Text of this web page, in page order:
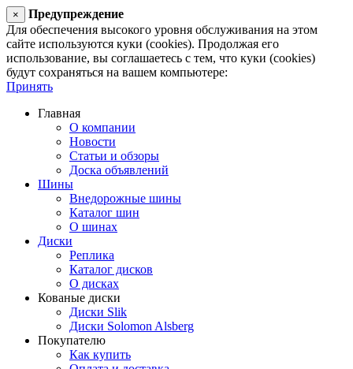
×
Предупреждение
Для обеспечения высокого уровня обслуживания на этом
сайте используются куки (cookies). Продолжая его
использование, вы соглашаетесь с тем, что куки (cookies)
будут сохраняться на вашем компьютере:
Принять
Главная
О компании
Новости
Статьи и обзоры
Доска объявлений
Шины
Внедорожные шины
Каталог шин
О шинах
Диски
Реплика
Каталог дисков
О дисках
Кованые диски
Диски Slik
Диски Solomon Alsberg
Покупателю
Как купить